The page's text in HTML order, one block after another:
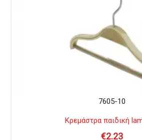
7605-10
Κρεμάστρα παιδική
€2.23